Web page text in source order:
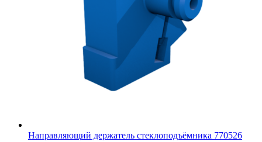
Направляющий держатель стеклоподъёмника 770526